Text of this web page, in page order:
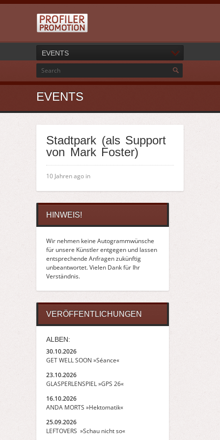
EVENTS
EVENTS
Stadtpark (als Support
von Mark Foster)
10 Jahren ago in
HINWEIS!
Wir nehmen keine Autogrammwünsche
für unsere Künstler entgegen und lassen
entsprechende Anfragen zukünftig
unbeantwortet. Vielen Dank für Ihr
Verständnis.
VERÖFFENTLICHUNGEN
ALBEN:
30.10.2026
GET WELL SOON »Séance«
23.10.2026
GLASPERLENSPIEL »GPS 26«
16.10.2026
ANDA MORTS »Hektomatik«
25.09.2026
LEFTOVERS »Schau nicht so«